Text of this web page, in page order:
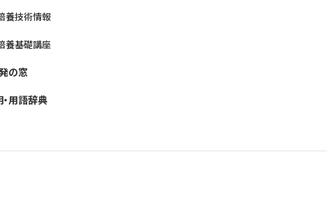
養技術情報
養基礎講座
の窓
用語辞典